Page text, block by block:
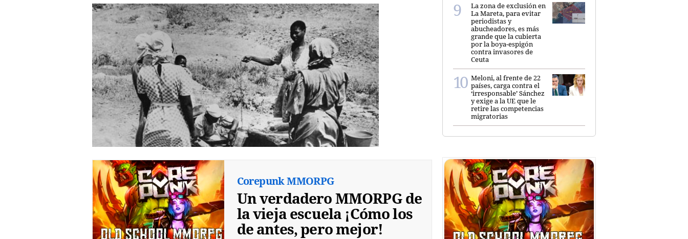
Corepunk MMORPG
Un verdadero MMORPG de
la vieja escuela ¡Cómo los
de antes, pero mejor!
La zona de exclusión en
La Mareta, para evitar
periodistas y
abucheadores, es más
grande que la cubierta
por la boya-espigón
contra invasores de
Ceuta
Meloni, al frente de 22
países, carga contra el
‘irresponsable’ Sánchez
y exige a la UE que le
retire las competencias
migratorias